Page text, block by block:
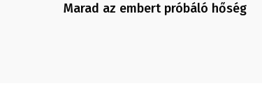
Marad az embert próbáló hőség